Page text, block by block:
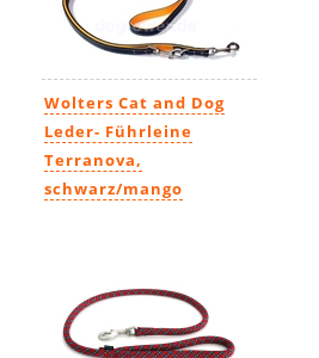
Wolters Cat and Dog
Leder- Führleine
Terranova,
schwarz/mango